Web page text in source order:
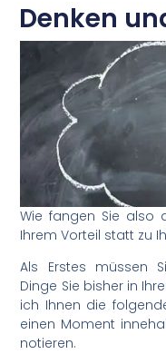
Denken
Wie fangen Sie also
Ihrem Vorteil statt zu
Als Erstes müssen
Dinge Sie bisher in
ich Ihnen die
einen Moment
notieren.